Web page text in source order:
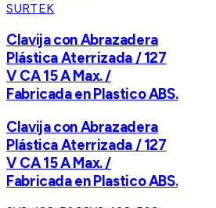
SURTEK
Clavija con Abrazadera
Plástica Aterrizada / 127
V CA 15 A Max. /
Fabricada en Plastico ABS.
Clavija con Abrazadera
Plástica Aterrizada / 127
V CA 15 A Max. /
Fabricada en Plastico ABS.